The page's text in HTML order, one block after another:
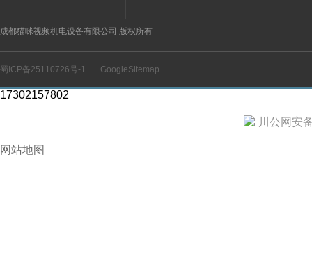
成都猫咪视频机电设备有限公司 版权所有
蜀ICP备25110726号-1 GoogleSitemap
17302157802
川公网安
网站地图